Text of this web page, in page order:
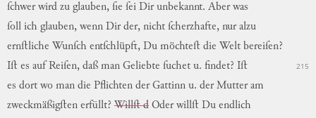
ſchwer wird zu glauben, ſie ſei Dir unbekannt. Aber was
ſoll ich glauben, wenn Dir der, nicht ſcherzhafte, nur alzu
ernſtliche Wunſch entſchlüpft, Du möchteſt die Welt bereiſen?
Iſt es auf Reiſen, daß man Geliebte ſuchet u. findet? Iſt 215
es dort wo man die Pflichten der Gattinn u. der Mutter am
zweckmäßigſten erfüllt? Willſt d Oder willſt Du endlich